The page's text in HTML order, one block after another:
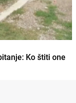
Ko štiti one